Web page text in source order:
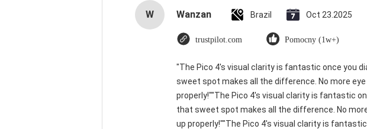
W Wanzan Brazil Oct 23.2025
trustpilot.com Pomocny (1w+)
"The Pico 4's visual clarity is fantastic once you
sweet spot makes all the difference. No more
properly!""The Pico 4's visual clarity is fantastic
that sweet spot makes all the difference. No
up properly!""The Pico 4's visual clarity is